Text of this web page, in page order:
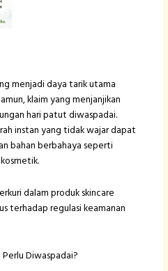
menjadi daya tarik utama
klaim yang menjanjikan
hari patut diwaspadai.
instan yang tidak wajar dapat
bahan berbahaya seperti
dalam produk skincare
terhadap regulasi keamanan
Diwaspadai?